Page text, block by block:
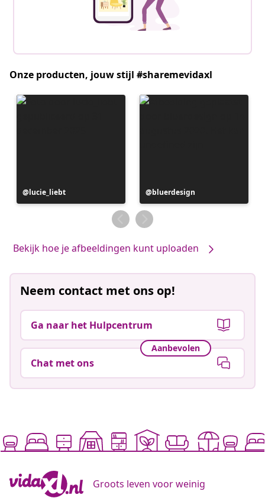
Onze producten, jouw stijl #sharemevidaxl
Bericht
gepubliceerd
lucie_liebt
Bericht
gepubliceerd
door
bluerdesign
Bekijk hoe je afbeeldingen kunt uploaden
Neem contact met ons op!
Ga naar het Hulpcentrum
Aanbevolen
Chat met ons
Groots leven voor weinig